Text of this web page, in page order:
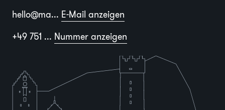
hello@ma... E-Mail anzeigen
+49 751 ... Nummer anzeigen